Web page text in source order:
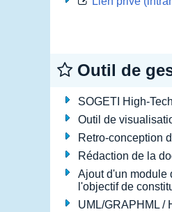
Outil de
SOGETI High-
Outil de
Retro-conception
Rédaction de la
Ajout d'un module
l'objectif de
UML/GRAPHML /